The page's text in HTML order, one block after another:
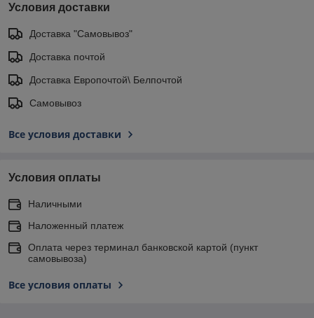
Условия доставки
Доставка "Самовывоз"
Доставка почтой
Доставка Европочтой\ Белпочтой
Самовывоз
Все условия доставки
Условия оплаты
Наличными
Наложенный платеж
Оплата через терминал банковской картой (пункт
самовывоза)
Все условия оплаты